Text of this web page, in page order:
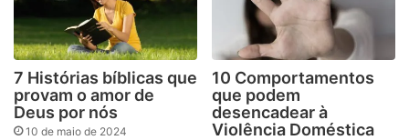
7 Histórias bíblicas que
provam o amor de
Deus por nós
10 de maio de 2024
10 Comportamentos
que podem
desencadear à
Violência Doméstica